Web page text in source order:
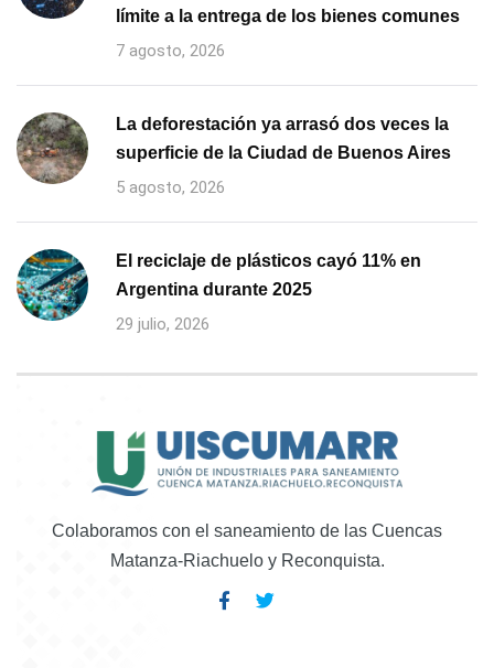
límite a la entrega de los bienes comunes
7 agosto, 2026
La deforestación ya arrasó dos veces la
superficie de la Ciudad de Buenos Aires
5 agosto, 2026
El reciclaje de plásticos cayó 11% en
Argentina durante 2025
29 julio, 2026
Colaboramos con el saneamiento de las Cuencas
Matanza-Riachuelo y Reconquista.